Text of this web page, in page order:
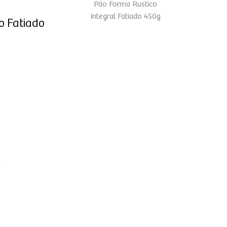
Fatiado
Pão Forma Rustico
Integral Fatiado 450g